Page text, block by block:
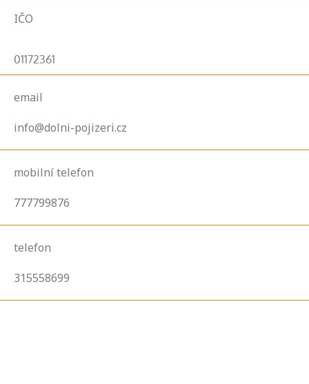
IČO
01172361
email
info@dolni-pojizeri.cz
mobilní telefon
777799876
telefon
315558699